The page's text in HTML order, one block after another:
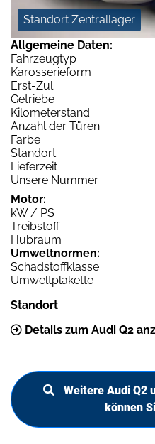
Standort Zentrallager
Allgemeine Daten:
Fahrzeugtyp
Karosserieform
Erst-Zul.
Getriebe
Kilometerstand
Anzahl der Türen
Farbe
Standort
Lieferzeit
Unsere Nummer
Motor:
kW / PS
Treibstoff
Hubraum
Umweltnormen:
Schadstoffklasse
Umweltplakette
Standort
Details zum Audi Q2
Weitere Audi Q2
können